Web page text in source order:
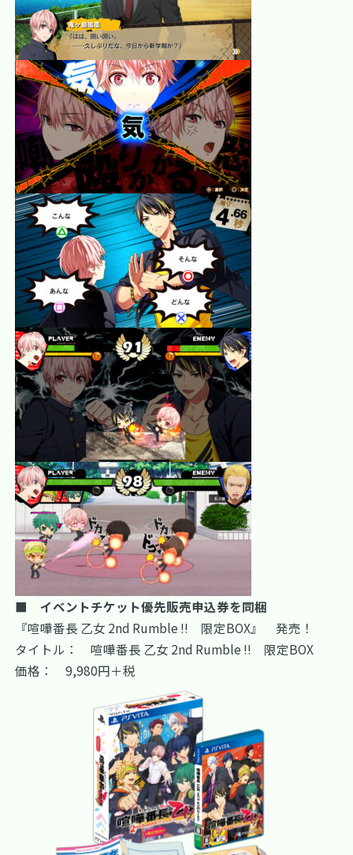
■ イベントチケット優先販売申込券を同梱
『喧嘩番長 乙女 2nd Rumble !! 限定BOX』 発売！
タイトル： 喧嘩番長 乙女 2nd Rumble !! 限定BOX
価格： 9,980円＋税